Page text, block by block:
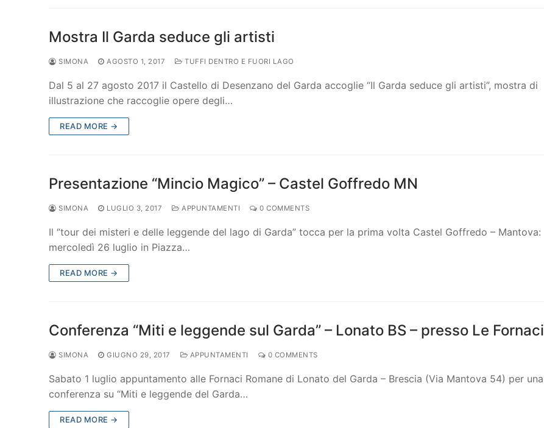
Mostra Il Garda seduce gli artisti
SIMONA AGOSTO 1, 2017 TUFFI DENTRO E FUORI LAGO
Dal 5 al 27 agosto 2017 il Castello di Desenzano del Garda accoglie “Il Garda seduce gli artisti”, mostra di
illustrazione che raccoglie opere degli…
READ MORE →
Presentazione “Mincio Magico” – Castel Goffredo MN
SIMONA LUGLIO 3, 2017 APPUNTAMENTI 0 COMMENTS
Il “tour dei misteri e delle leggende del lago di Garda” tocca per la prima volta Castel Goffredo – Mantova:
mercoledì 26 luglio in Piazza…
READ MORE →
Conferenza “Miti e leggende sul Garda” – Lonato BS – presso Le Fornaci
SIMONA GIUGNO 29, 2017 APPUNTAMENTI 0 COMMENTS
Sabato 1 luglio appuntamento alle Fornaci Romane di Lonato del Garda – Brescia (Via Mantova 54) per una
conferenza su “Miti e leggende del Garda…
READ MORE →